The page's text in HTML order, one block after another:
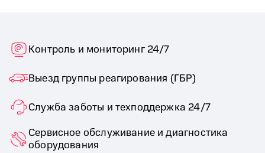
Контроль и мониторинг 24/7
Выезд группы реагирования (ГБР)
Служба заботы и техподдержка 24/7
Сервисное обслуживание и диагностика
оборудования